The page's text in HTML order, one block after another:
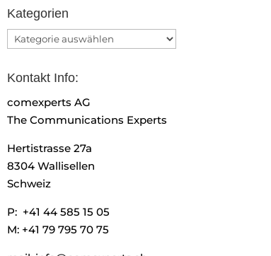
Kategorien
Kategorien
Kontakt Info:
comexperts AG
The Communications Experts
Hertistrasse 27a
8304 Wallisellen
Schweiz
P: +41 44 585 15 05
M: +41 79 795 70 75